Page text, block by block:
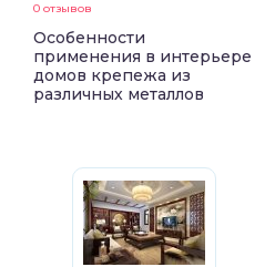
0 отзывов
Особенности
применения в интерьере
домов крепежа из
различных металлов